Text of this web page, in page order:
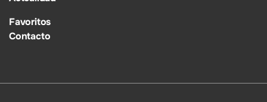
Favoritos
Contacto